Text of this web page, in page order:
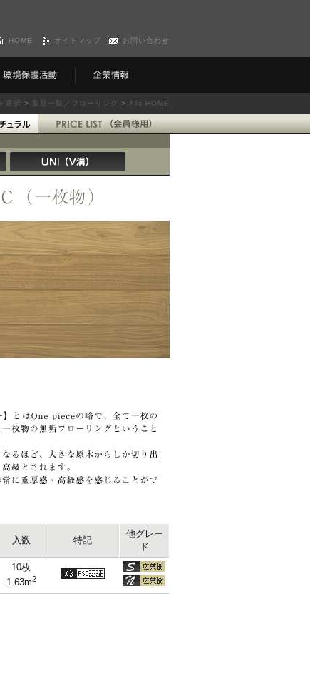
お問い合わせ
サイトマップ
HOME
選択 > 製品一覧／フローリング > ATs HOME
入数 特記
他グレー
ド
10枚
1.63m2